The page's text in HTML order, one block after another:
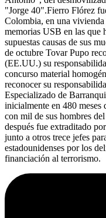
"Jorge 40".Fierro Flórez
Colombia, en una vivienda
memorias USB en las que
supuestas causas de sus
de octubre Tovar Pupo
(EE.UU.) su
concurso material
reconocer su
Especializado de
inicialmente en 480
con mil de sus hombres
después fue extraditado
junto a otros trece jefes
estadounidenses por los
financiación al terrorismo.